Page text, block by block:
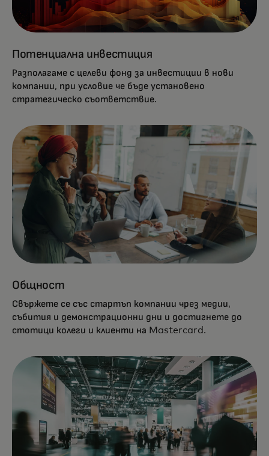
Потенциална инвестиция
Разполагаме с целеви фонд за инвестиции в нови
компании, при условие че бъде установено
стратегическо съответствие.
Общност
Свържете се със стартъп компании чрез медии,
събития и демонстрационни дни и достигнете до
стотици колеги и клиенти на Mastercard.